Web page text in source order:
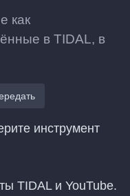
как
в TIDAL, в
инструмент
TIDAL и YouTube.